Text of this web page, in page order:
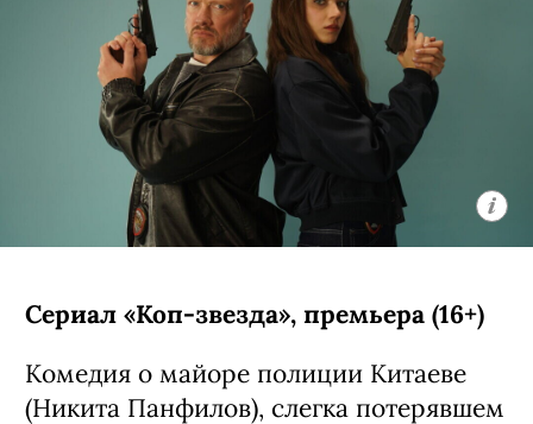
Сериал «Коп-звезда», премьера (16+)
Комедия о майоре полиции Китаеве
(Никита Панфилов), слегка потерявшем